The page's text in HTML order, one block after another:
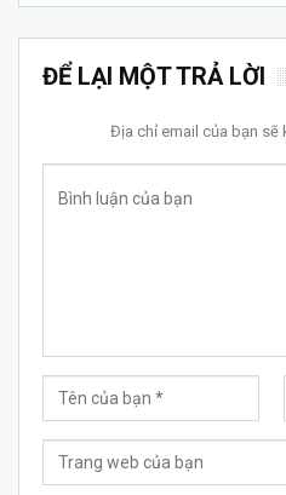
ĐỂ LẠI MỘT TRẢ LỜI
Địa chỉ email của bạn sẽ